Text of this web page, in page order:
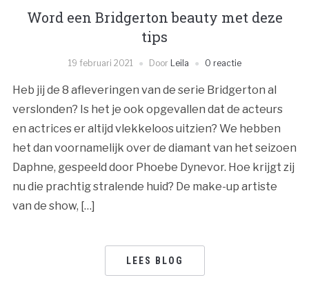
Word een Bridgerton beauty met deze
tips
19 februari 2021 Door Leila 0 reactie
Heb jij de 8 afleveringen van de serie Bridgerton al
verslonden? Is het je ook opgevallen dat de acteurs
en actrices er altijd vlekkeloos uitzien? We hebben
het dan voornamelijk over de diamant van het seizoen
Daphne, gespeeld door Phoebe Dynevor. Hoe krijgt zij
nu die prachtig stralende huid? De make-up artiste
van de show, […]
LEES BLOG